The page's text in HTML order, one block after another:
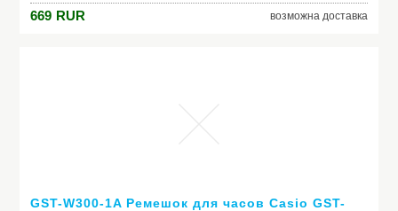
цвета, сопоставимые с оригиналом, и полностью совместимы с
устройствами печати. За продуктами Cactus стоят
669 RUR возможна доставка
GST-W300-1A Ремешок для часов Casio GST-